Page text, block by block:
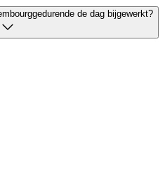
de dag bijgewerkt?